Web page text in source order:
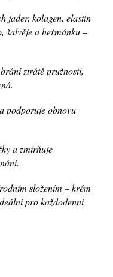
jader, kolagen, elastin
šalvěje a heřmánku –
ztrátě pružnosti,
podporuje obnovu
a zmírňuje
složením – krém
pro každodenní